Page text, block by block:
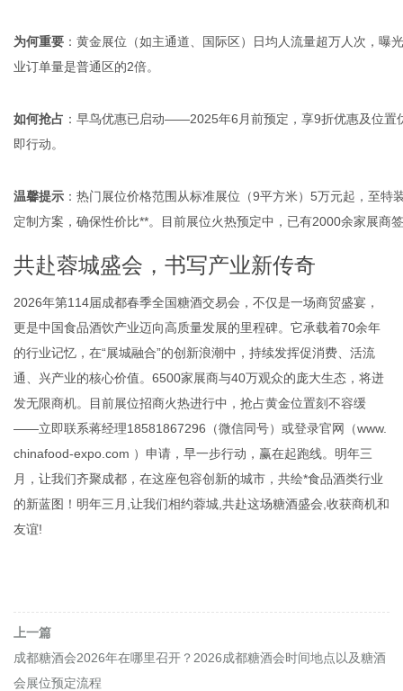
为何重要 ：黄金展位（如主通道、国际区）日均人流量超万人次，
业订单量是普通区的2倍。
如何抢占 ：早鸟优惠已启动——2025年6月前预定，享9折优惠及位置
即行动。
温馨提示 ：热门展位价格范围从标准展位（9平方米）5万元起，至
定制方案，确保性价比**。目前展位火热预定中，已有2000余家展
共赴蓉城盛会，书写产业新传奇
2026年第114届成都春季全国糖酒交易会，不仅是一场商贸盛宴，
更是中国食品酒饮产业迈向高质量发展的里程碑。它承载着70余年
的行业记忆，在“展城融合”的创新浪潮中，持续发挥促消费、活流
通、兴产业的核心价值。6500家展商与40万观众的庞大生态，将迸
发无限商机。目前展位招商火热进行中，抢占黄金位置刻不容缓
——立即联系蒋经理18581867296（微信同号）或登录官网（www.
chinafood-expo.com ）申请，早一步行动，赢在起跑线。明年三
月，让我们齐聚成都，在这座包容创新的城市，共绘*食品酒类行业
的新蓝图！明年三月,让我们相约蓉城,共赴这场糖酒盛会,收获商机和
友谊!
上一篇
成都糖酒会2026年在哪里召开？2026成都糖酒会时间地点以及糖酒
会展位预定流程